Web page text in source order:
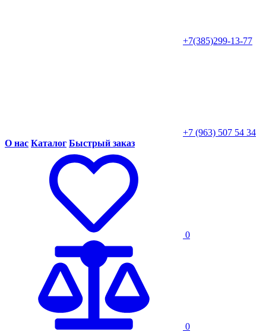
+7(385)299-13-77
+7 (963) 507 54 34
О нас Каталог Быстрый заказ
0
0